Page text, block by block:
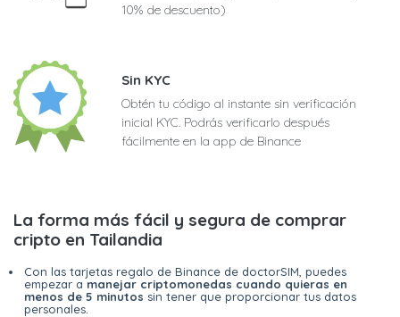
10% de descuento)
Sin KYC
Obtén tu código al instante sin verificación
inicial KYC. Podrás verificarlo después
fácilmente en la app de Binance
La forma más fácil y segura de comprar
cripto en Tailandia
Con las tarjetas regalo de Binance de doctorSIM, puedes
empezar a manejar criptomonedas cuando quieras en
menos de 5 minutos sin tener que proporcionar tus datos
personales.